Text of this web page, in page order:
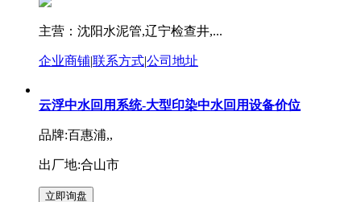
主营：沈阳水泥管,辽宁检查井,...
企业商铺|联系方式|公司地址
云浮中水回用系统-大型印染中水回用设备价位
品牌:百惠浦,,
出厂地:合山市